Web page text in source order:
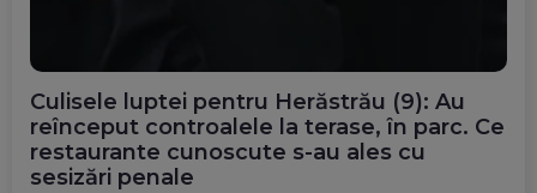
Culisele luptei pentru Herăstrău (9): Au
reînceput controalele la terase, în parc. Ce
restaurante cunoscute s-au ales cu
sesizări penale